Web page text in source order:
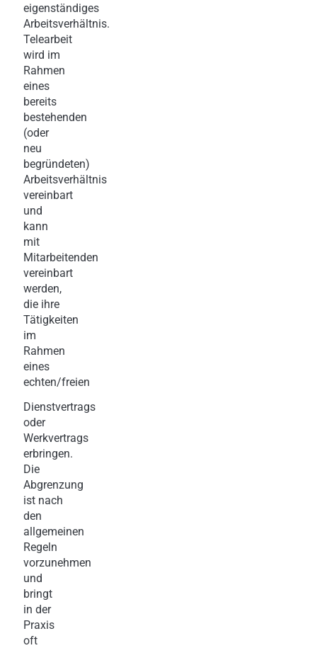
eigenständiges
Arbeitsverhältnis.
Telearbeit
wird im
Rahmen
eines
bereits
bestehenden
(oder
neu
begründeten)
Arbeitsverhältnis
vereinbart
und
kann
mit
Mitarbeitenden
vereinbart
werden,
die ihre
Tätigkeiten
im
Rahmen
eines
echten/freien
Dienstvertrags
oder
Werkvertrags
erbringen.
Die
Abgrenzung
ist nach
den
allgemeinen
Regeln
vorzunehmen
und
bringt
in der
Praxis
oft